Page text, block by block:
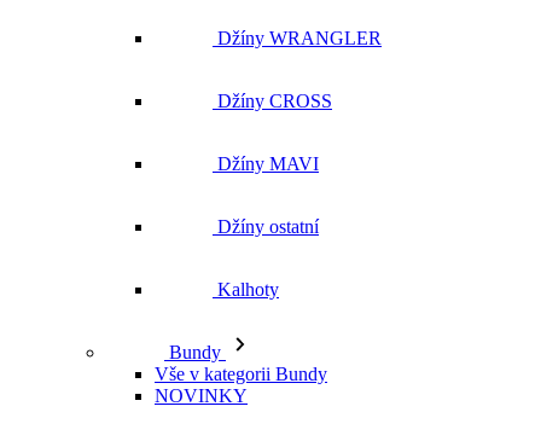
Džíny WRANGLER
Džíny CROSS
Džíny MAVI
Džíny ostatní
Kalhoty
Bundy
Vše v kategorii Bundy
NOVINKY